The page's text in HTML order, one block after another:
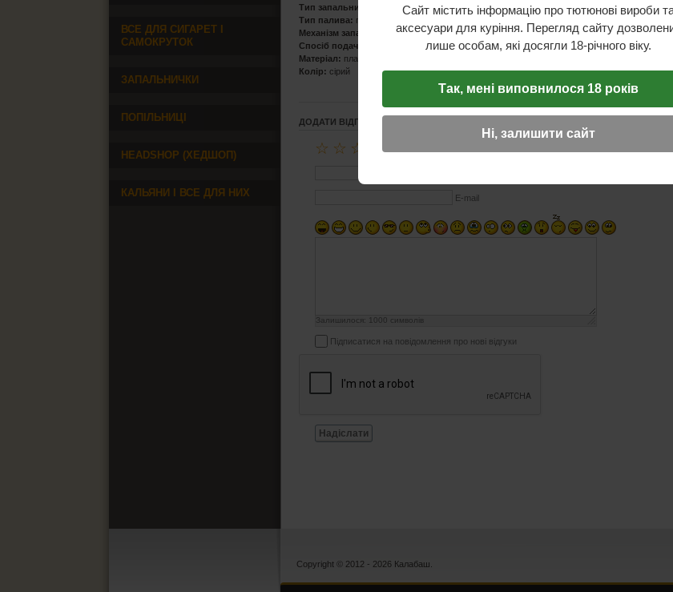
Тип запальнички:
для трубки
Тип палива: газ
Механізм запалу:
п'єзоелектричний
Спосіб подачі газу:
звичайний
Матеріал: пластик
Колір: сірий
ДОДАТИ ВІДГУК
☆
☆
☆
☆
☆
E-mail
Залишилося: 1000 символів
Підписатися на повідомлення про нові відгуки
Надіслати
ВСЕ ДЛЯ СИГАРЕТ І
САМОКРУТОК
ЗАПАЛЬНИЧКИ
ПОПІЛЬНИЦІ
HEADSHOP (ХЕДШОП)
КАЛЬЯНИ І ВСЕ ДЛЯ НИХ
Copyright © 2012 - 2026 Калабаш.
Сайт містить інформацію про тютюнові вироби
аксесуари для куріння. Перегляд сайту
лише особам, які досягли 18-річного віку.
Так, мені виповнилося 18 років
Ні, залишити сайт